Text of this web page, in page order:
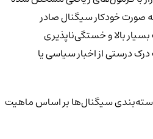
صورت خودکار سیگنال صادر
بالا و خستگی‌ناپذیری
درستی از اخبار سیاسی یا
سیگنال‌ها بر اساس ماهیت